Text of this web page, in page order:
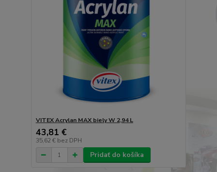
VITEX Acrylan MAX biely W 2,94 L
43,81 €
35,62 € bez DPH
Pridať do košíka